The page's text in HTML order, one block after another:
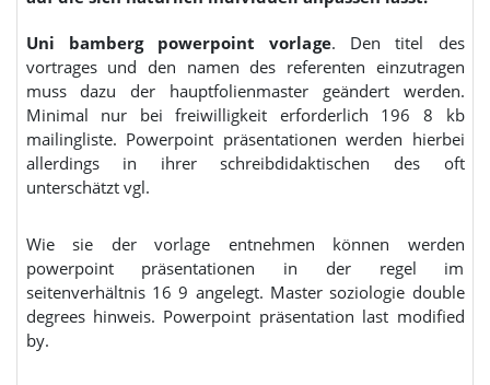
Uni bamberg powerpoint vorlage. Den titel des
vortrages und den namen des referenten einzutragen
muss dazu der hauptfolienmaster geändert werden.
Minimal nur bei freiwilligkeit erforderlich 196 8 kb
mailingliste. Powerpoint präsentationen werden hierbei
allerdings in ihrer schreibdidaktischen des oft
unterschätzt vgl.
Wie sie der vorlage entnehmen können werden
powerpoint präsentationen in der regel im
seitenverhältnis 16 9 angelegt. Master soziologie double
degrees hinweis. Powerpoint präsentation last modified
by.